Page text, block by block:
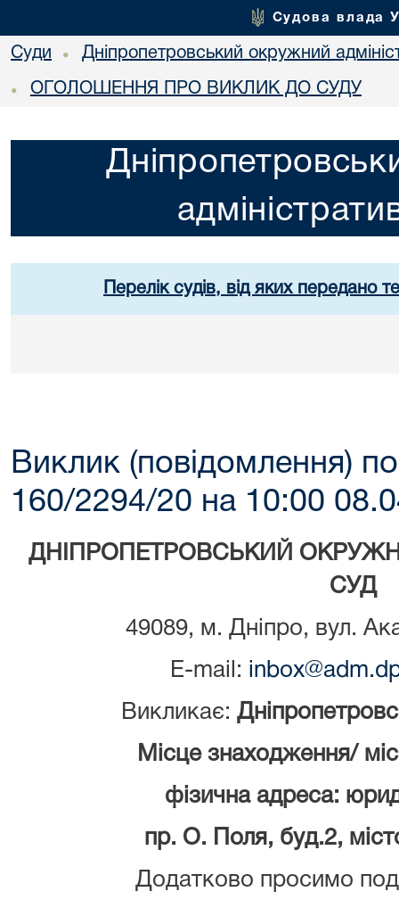
Судова влада
Суди • Дніпропетровський окружний
• ОГОЛОШЕННЯ ПРО ВИКЛИК ДО СУДУ
Перелік судів, від яких передано
Виклик (повідомлення)
160/2294/20 на 10:00
ДНІПРОПЕТРОВСЬКИЙ
СУД
49089, м. Дніпро, вул.
E-mail:
Викликає:
Місце знаходження/
фізична адреса:
пр. О. Поля, буд.2,
Додатково просимо